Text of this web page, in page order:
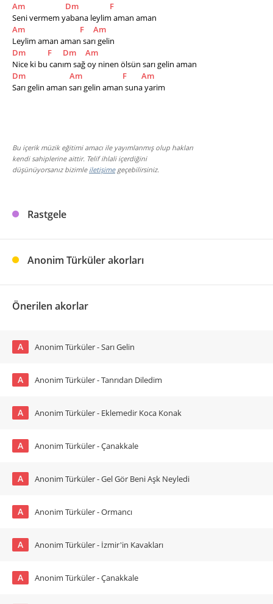
Am Dm
F
Seni vermem yabana leylim aman aman
Am
F
Am
Leylim aman aman sarı gelin
Dm
F Dm
Am
Nice ki bu canım sağ oy ninen ölsün sarı gelin aman
Dm
Am F
Am
Sarı gelin aman sarı gelin aman suna yarim
Bu içerik müzik eğitimi amacı ile yayımlanmış olup hakları
kendi sahiplerine aittir. Telif ihlali içerdiğini
düşünüyorsanız bizimle iletişimegeçebilirsiniz.
Rastgele
Anonim Türküler akorları
Önerilen akorlar
A Anonim Türküler - Sarı Gelin
A Anonim Türküler - Tanrıdan Diledim
A Anonim Türküler - Eklemedir Koca Konak
A Anonim Türküler - Çanakkale
A Anonim Türküler - Gel Gör Beni Aşk Neyledi
A Anonim Türküler - Ormancı
A Anonim Türküler - İzmir'in Kavakları
A Anonim Türküler - Çanakkale